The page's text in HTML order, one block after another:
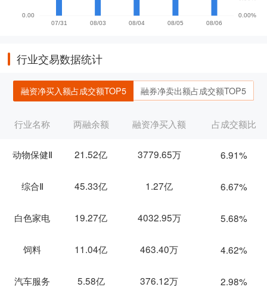
行业交易数据统计
融资净买入额占成交额TOP5 融券净卖出额占成交额TOP5
行业名称 两融余额 融资净买入额 占成交额比
动物保健Ⅱ 21.52亿 3779.65万 6.91%
综合Ⅱ 45.33亿 1.27亿 6.67%
白色家电 19.27亿 4032.95万 5.68%
饲料 11.04亿 463.40万 4.62%
汽车服务 5.58亿 376.12万 2.98%